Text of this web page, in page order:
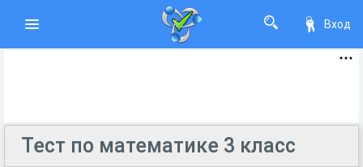
Вход
Тест по математике 3 класс